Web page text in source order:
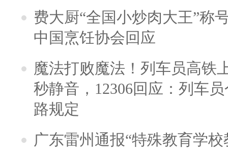
费大厨“全国小炒肉大王”称
中国烹饪协会回应
魔法打败魔法！列车员高铁
秒静音，12306回应：列车
路规定
广东雷州通报“特殊教育学